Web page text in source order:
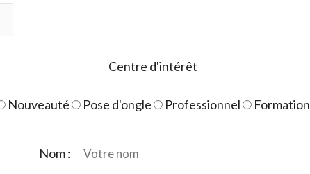
Centre d'intérêt
Nouveauté Pose d'ongle Professionnel Formation
Nom :